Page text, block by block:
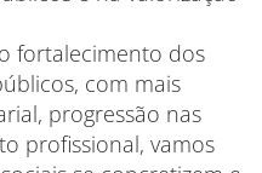
fortalecimento dos
com mais
progressão nas
profissional, vamos